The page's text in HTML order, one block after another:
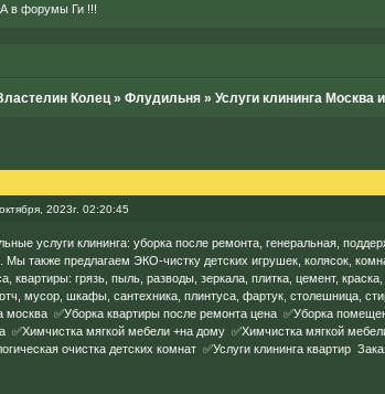
в форумы Ги !!!
Колец » Флудильня » Услуги клининга Москва
2023г. 02:20:45
услуги клининга: уборка после ремонта, генеральная,
Мы также предлагаем ЭКО-чистку детских игрушек, колясок,
квартиры: грязь, пыль, разводы, зеркала, плитка, цемент,
мусор, шкафы, сантехника, плинтуса, фартук, столешница,
москва ✅Уборка квартиры после ремонта цена ✅Уборка
✅Химчистка мягкой мебели +на дому ✅Химчистка мягкой
очистка детских комнат ✅Услуги клининга квартир